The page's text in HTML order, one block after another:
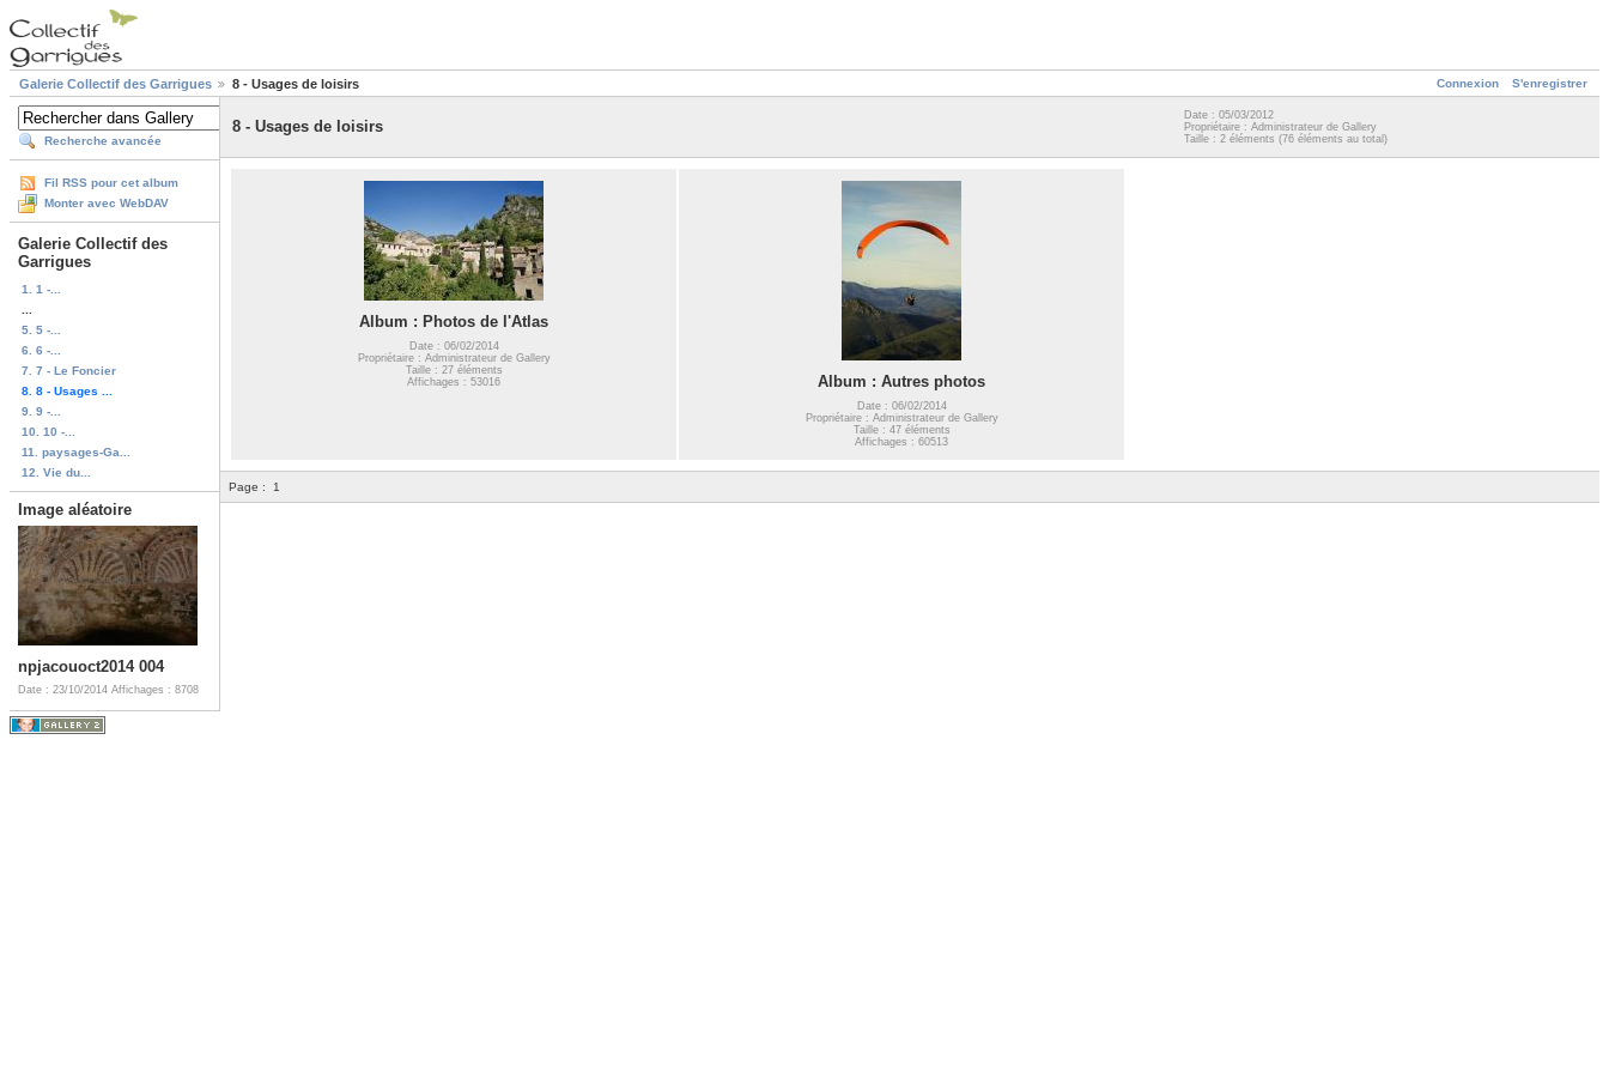
Connexion S'enregistrer
Galerie Collectif des Garrigues 8 - Usages de loisirs
Recherche avancée
Fil RSS pour cet album
Monter avec WebDAV
Galerie Collectif des
Garrigues
1. 1 -...
5. 5 -...
6. 6 -...
7. 7 - Le Foncier
8. 8 - Usages ...
9. 9 -...
10. 10 -...
11. paysages-Ga...
12. Vie du...
Image aléatoire
npjacouoct2014 004
Date : 23/10/2014 Affichages : 8708
8 - Usages de loisirs
Date : 05/03/2012
Propriétaire : Administrateur de Gallery
Taille : 2 éléments (76 éléments au total)
Album : Photos de l'Atlas
Date : 06/02/2014
Propriétaire : Administrateur de Gallery
Taille : 27 éléments
Affichages : 53016
Album : Autres photos
Date : 06/02/2014
Propriétaire : Administrateur de Gallery
Taille : 47 éléments
Affichages : 60513
Page : 1